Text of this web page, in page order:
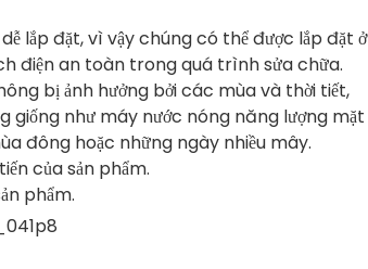
lắp đặt, vì vậy chúng có thể được lắp đặt ở
điện an toàn trong quá trình sửa chữa.
bị ảnh hưởng bởi các mùa và thời tiết,
giống như máy nước nóng năng lượng mặt
đông hoặc những ngày nhiều mây.
của sản phẩm.
phẩm.